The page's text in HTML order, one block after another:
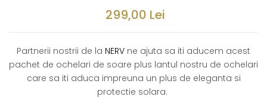
299,00 Lei
Partnerii nostrii de la NERV ne ajuta sa iti aducem acest
pachet de ochelari de soare plus lantul nostru de ochelari
care sa iti aduca impreuna un plus de eleganta si
protectie solara.